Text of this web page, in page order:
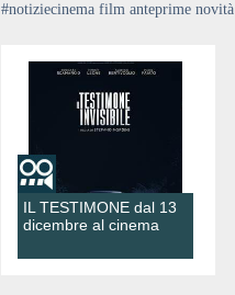
#notiziecinema film anteprime novità
IL TESTIMONE dal 13
dicembre al cinema